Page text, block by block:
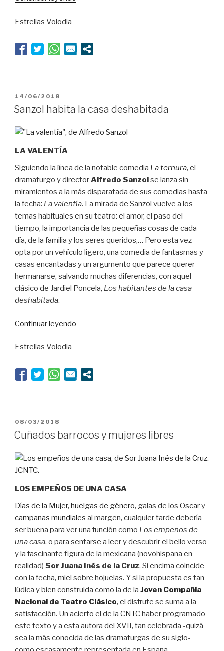
Estrellas Volodia
PUBLICADO
EL
14/06/2018
Sanzol habita la casa deshabitada
LA VALENTÍA
Siguiendo la línea de la notable comedia La ternura, el
dramaturgo y directorAlfredo Sanzolse lanza sin
miramientos a la más disparatada de sus comedias hasta
la fecha: La valentía. La mirada de Sanzol vuelve a los
temas habituales en su teatro: el amor, el paso del
tiempo, la importancia de las pequeñas cosas de cada
día, de la familia y los seres queridos,… Pero esta vez
opta por un vehículo ligero, una comedia de fantasmas y
casas encantadas y un argumento que parece querer
hermanarse, salvando muchas diferencias, con aquel
clásico de Jardiel Poncela, Los habitantes de la casa
deshabitada.
Continuar leyendo
deshabitada”
Estrellas Volodia
PUBLICADO
EL
08/03/2018
Cuñados barrocos y mujeres libres
LOS EMPEÑOS DE UNA CASA
Días de la Mujer, huelgas de género, galas de los Oscary
campañas mundiales al margen, cualquier tarde debería
ser buena para ver una función como Los empeños de
una casa, o para sentarse a leer y descubrir el bello verso
y la fascinante figura de la mexicana (novohispana en
realidad) Sor Juana Inés de la Cruz. Si encima coincide
con la fecha, miel sobre hojuelas. Y si la propuesta es tan
lúdica y bien construida como la de la Joven Compañía
Nacional de Teatro Clásico, el disfrute se suma a la
satisfacción. Un acierto el de la CNTChaber programado
este texto y a esta autora del XVII, tan celebrada -quizá
sea la más conocida de las dramaturgas de su siglo-